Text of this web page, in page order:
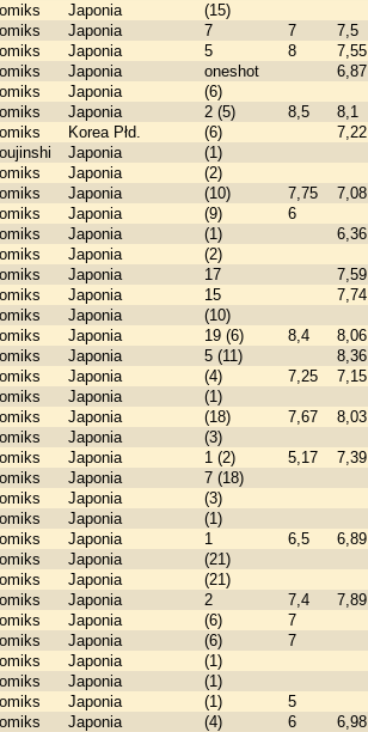
Japonia
(15)
Japonia 7 7 7,5
Japonia 5 8
7,55
Japonia oneshot
6,87
Japonia
(6)
Japonia 2 (5) 8,5 8,1
Korea Płd. (6)
7,22
Japonia
(1)
Japonia
(2)
Japonia (10) 7,75
7,08
Japonia (9)
6
Japonia (1)
6,36
Japonia
(2)
Japonia 17
7,59
Japonia 15
7,74
Japonia
(10)
Japonia 19 (6) 8,4 8,06
Japonia 5 (11)
8,36
Japonia (4) 7,25 7,15
Japonia
(1)
Japonia (18) 7,67 8,03
Japonia
(3)
Japonia 1 (2) 5,17 7,39
Japonia
7 (18)
Japonia
(3)
Japonia
(1)
Japonia 1 6,5 6,89
Japonia
(21)
Japonia
(21)
Japonia 2 7,4 7,89
Japonia (6)
7
Japonia (6)
7
Japonia
(1)
Japonia
(1)
Japonia (1)
5
Japonia (4) 6 6,98